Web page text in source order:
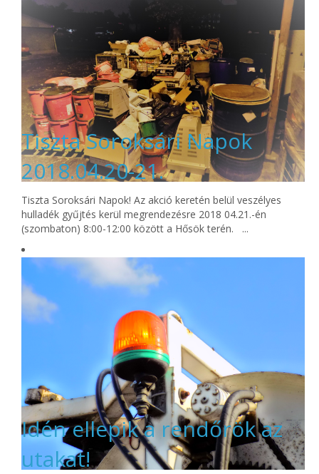
Tiszta Soroksári Napok
2018.04.20-21.
Tiszta Soroksári Napok! Az akció keretén belül veszélyes
hulladék gyűjtés kerül megrendezésre 2018 04.21.-én
(szombaton) 8:00-12:00 között a Hősök terén. ...
Idén ellepik a rendőrök az
utakat!